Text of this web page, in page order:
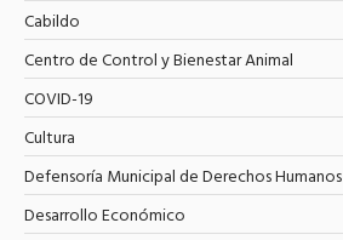
Cabildo
Centro de Control y Bienestar Animal
COVID-19
Cultura
Defensoría Municipal de Derechos Humanos
Desarrollo Económico